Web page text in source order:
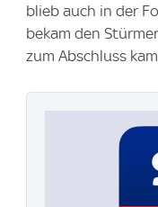
blieb auch in der
bekam den
zum Abschluss